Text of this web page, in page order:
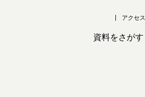
アクセス
資料をさがす